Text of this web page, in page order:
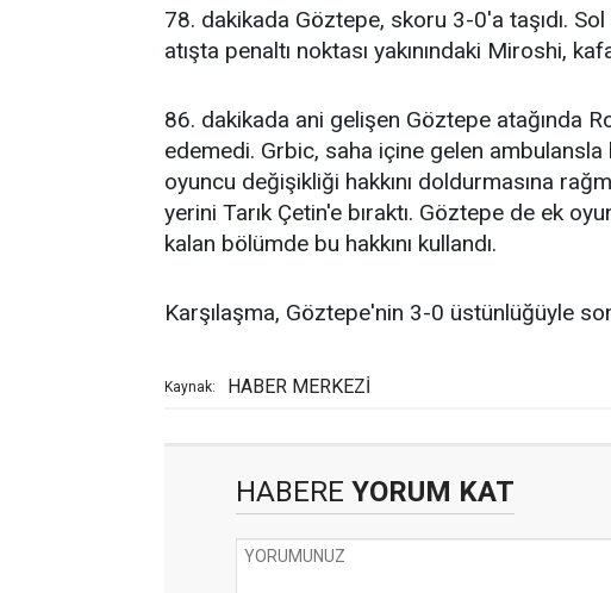
78. dakikada Göztepe, skoru 3-0'a taşıdı.
atışta penaltı noktası yakınındaki Miroshi,
86. dakikada ani gelişen Göztepe atağında
edemedi. Grbic, saha içine gelen
oyuncu değişikliği hakkını doldurmasına
yerini Tarık Çetin'e bıraktı. Göztepe de ek
kalan bölümde bu hakkını kullandı.
Karşılaşma, Göztepe'nin 3-0 üstünlüğüyle
Kaynak: HABER MERKEZİ
HABERE YORUM KAT